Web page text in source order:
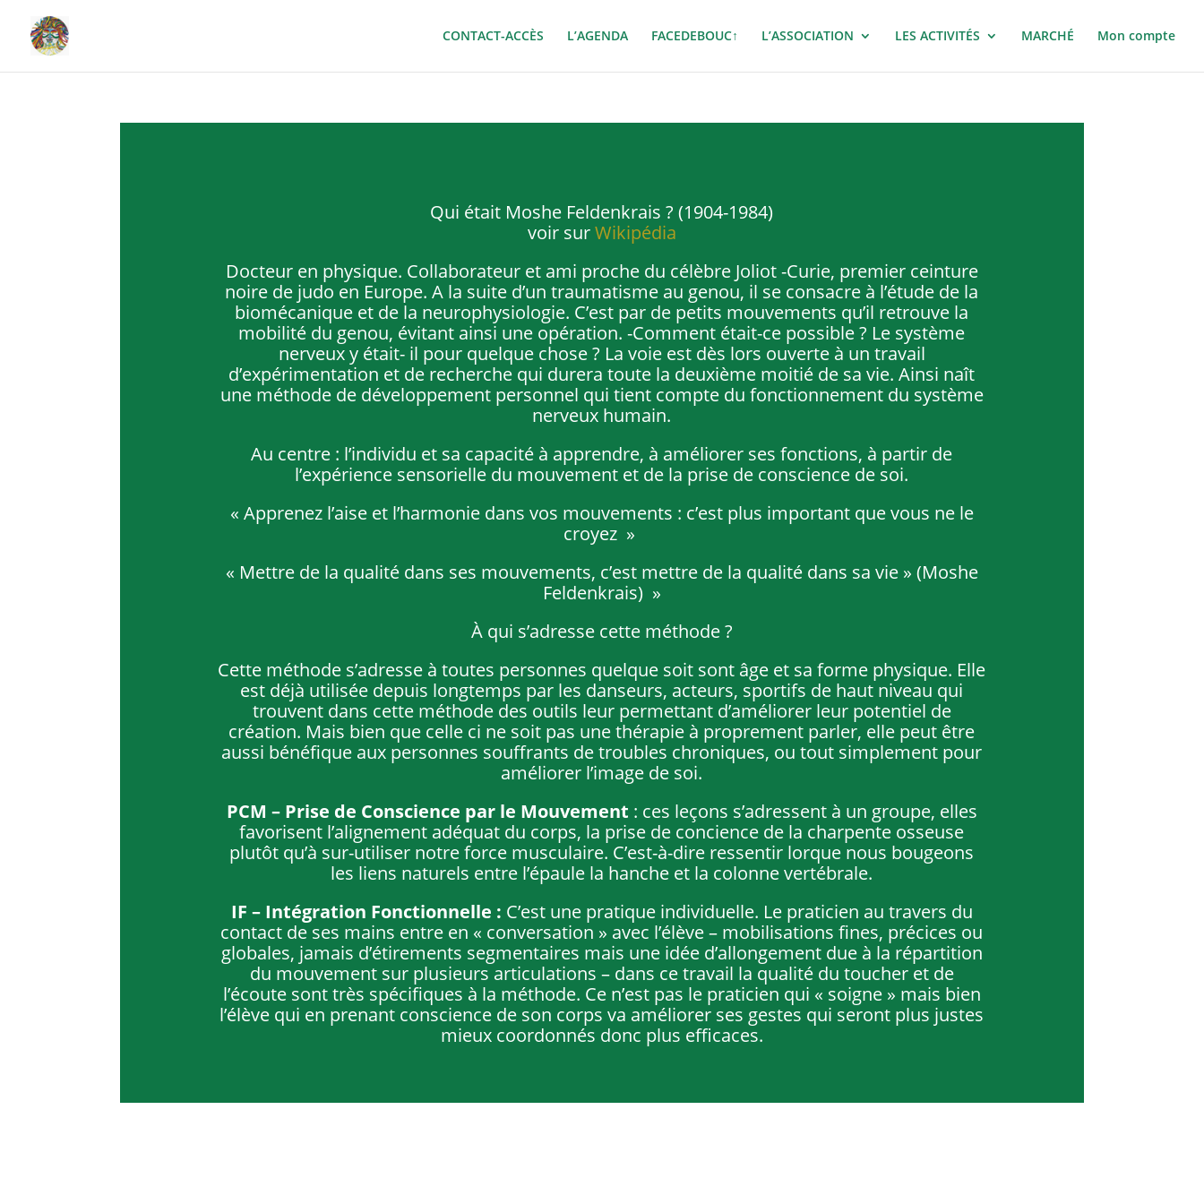
CONTACT-ACCÈS L’AGENDA FACEDEBOUC↑ L’ASSOCIATION LES ACTIVITÉS MARCHÉ Mon compte
Qui était Moshe Feldenkrais ? (1904-1984)
voir surWikipédia
Docteur en physique. Collaborateur et ami proche du célèbre Joliot -Curie, premier ceinture
noire de judo en Europe. A la suite d’un traumatisme au genou, il se consacre à l’étude de la
biomécanique et de la neurophysiologie. C’est par de petits mouvements qu’il retrouve la
mobilité du genou, évitant ainsi une opération. -Comment était-ce possible ? Le système
nerveux y était- il pour quelque chose ? La voie est dès lors ouverte à un travail
d’expérimentation et de recherche qui durera toute la deuxième moitié de sa vie. Ainsi naît
une méthode de développement personnel qui tient compte du fonctionnement du système
nerveux humain.
Au centre : l’individu et sa capacité à apprendre, à améliorer ses fonctions, à partir de
l’expérience sensorielle du mouvement et de la prise de conscience de soi.
« Apprenez l’aise et l’harmonie dans vos mouvements : c’est plus important que vous ne le
croyez »
« Mettre de la qualité dans ses mouvements, c’est mettre de la qualité dans sa vie » (Moshe
Feldenkrais) »
À qui s’adresse cette méthode ?
Cette méthode s’adresse à toutes personnes quelque soit sont âge et sa forme physique. Elle
est déjà utilisée depuis longtemps par les danseurs, acteurs, sportifs de haut niveau qui
trouvent dans cette méthode des outils leur permettant d’améliorer leur potentiel de
création. Mais bien que celle ci ne soit pas une thérapie à proprement parler, elle peut être
aussi bénéfique aux personnes souffrants de troubles chroniques, ou tout simplement pour
améliorer l’image de soi.
PCM – Prise de Conscience par le Mouvement : ces leçons s’adressent à un groupe, elles
favorisent l’alignement adéquat du corps, la prise de concience de la charpente osseuse
plutôt qu’à sur-utiliser notre force musculaire. C’est-à-dire ressentir lorque nous bougeons
les liens naturels entre l’épaule la hanche et la colonne vertébrale.
IF – Intégration Fonctionnelle : C’est une pratique individuelle. Le praticien au travers du
contact de ses mains entre en « conversation » avec l’élève – mobilisations fines, précices ou
globales, jamais d’étirements segmentaires mais une idée d’allongement due à la répartition
du mouvement sur plusieurs articulations – dans ce travail la qualité du toucher et de
l’écoute sont très spécifiques à la méthode. Ce n’est pas le praticien qui « soigne » mais bien
l’élève qui en prenant conscience de son corps va améliorer ses gestes qui seront plus justes
mieux coordonnés donc plus efficaces.